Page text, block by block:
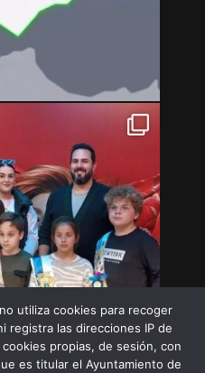
utiliza cookies para recoger
registra las direcciones IP de
propias, de sesión, con
es titular el Ayuntamiento de